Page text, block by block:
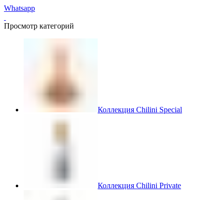
Whatsapp
Просмотр категорий
Коллекция Chilini Special
Коллекция Chilini Private